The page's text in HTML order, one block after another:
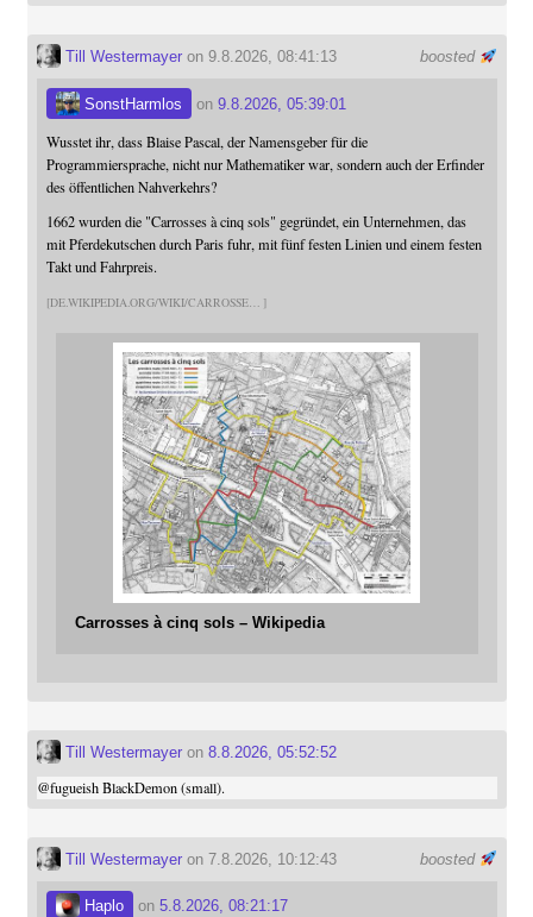
boosted
Till Westermayeron 9.8.2026, 08:41:13
SonstHarmlos on 9.8.2026, 05:39:01
Wusstet ihr, dass Blaise Pascal, der Namensgeber für die
Programmiersprache, nicht nur Mathematiker war, sondern auch der Erfinder
des öffentlichen Nahverkehrs?
1662 wurden die "Carrosses à cinq sols" gegründet, ein Unternehmen, das
mit Pferdekutschen durch Paris fuhr, mit fünf festen Linien und einem festen
Takt und Fahrpreis.
DE.WIKIPEDIA.ORG/WIKI/CARROSSE
Carrosses à cinq sols – Wikipedia
Till Westermayeron 8.8.2026, 05:52:52
@fugueishBlackDemon (small).
boosted
Till Westermayeron 7.8.2026, 10:12:43
Haplo on 5.8.2026, 08:21:17